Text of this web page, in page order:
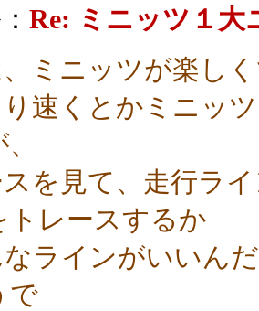
Re: ミニッツ１大
ミニッツが楽し
速くとかミニッ
を見て、走行ラ
トレースするか
ラインがいいん
で